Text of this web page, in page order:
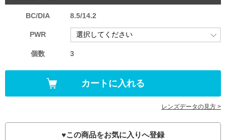
BC/DIA 8.5/14.2
PWR
個数 3
レンズデータの見方 >
♥この商品をお気に入りへ登録